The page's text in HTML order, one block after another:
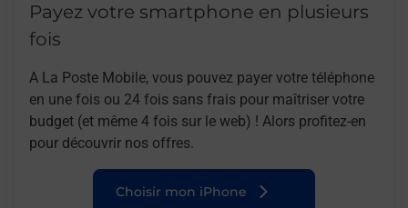
Payez votre smartphone en plusieurs
fois
A La Poste Mobile, vous pouvez payer votre téléphone
en une fois ou 24 fois sans frais pour maîtriser votre
budget (et même 4 fois sur le web) ! Alors profitez-en
pour découvrir nos offres.
Choisir mon iPhone